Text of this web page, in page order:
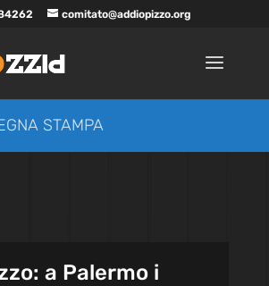
comitato@addiopizzo.org
STAMPA
a Palermo i